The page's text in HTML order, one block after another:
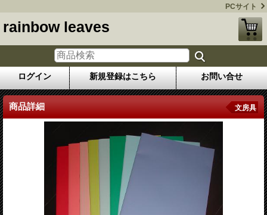
PCサイト
rainbow leaves
ログイン 新規登録はこちら お問い合せ
商品詳細 文房具